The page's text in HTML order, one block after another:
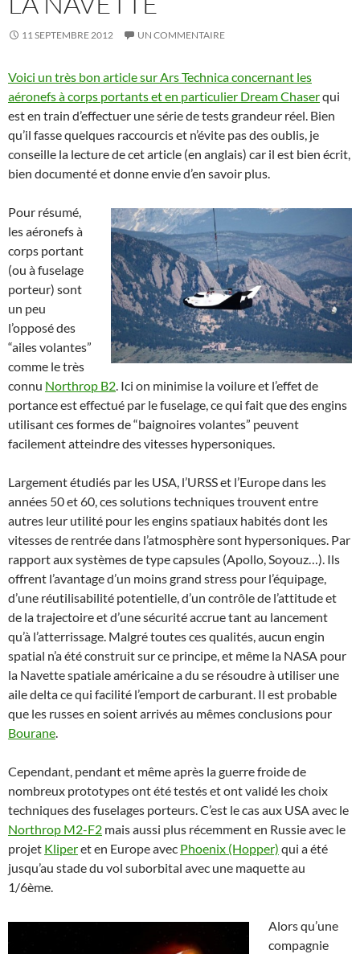
11 SEPTEMBRE 2012 UN COMMENTAIRE
Voici un très bon article sur Ars Technica concernant les
aéronefs à corps portants et en particulier Dream Chaserqui
est en train d’effectuer une série de tests grandeur réel. Bien
qu’il fasse quelques raccourcis et n’évite pas des oublis, je
conseille la lecture de cet article (en anglais) car il est bien écrit,
bien documenté et donne envie d’en savoir plus.
Pour résumé,
les aéronefs à
corps portant
(ou à fuselage
porteur) sont
un peu
l’opposé des
“ailes volantes”
comme le très
connu Northrop B2. Ici on minimise la voilure et l’effet de
portance est effectué par le fuselage, ce qui fait que des engins
utilisant ces formes de “baignoires volantes” peuvent
facilement atteindre des vitesses hypersoniques.
Largement étudiés par les USA, l’URSS et l’Europe dans les
années 50 et 60, ces solutions techniques trouvent entre
autres leur utilité pour les engins spatiaux habités dont les
vitesses de rentrée dans l’atmosphère sont hypersoniques. Par
rapport aux systèmes de type capsules (Apollo, Soyouz…). Ils
offrent l’avantage d’un moins grand stress pour l’équipage,
d’une réutilisabilité potentielle, d’un contrôle de l’attitude et
de la trajectoire et d’une sécurité accrue tant au lancement
qu’à l’atterrissage. Malgré toutes ces qualités, aucun engin
spatial n’a été construit sur ce principe, et même la NASA pour
la Navette spatiale américaine a du se résoudre à utiliser une
aile delta ce qui facilité l’emport de carburant. Il est probable
que les russes en soient arrivés au mêmes conclusions pour
Bourane.
Cependant, pendant et même après la guerre froide de
nombreux prototypes ont été testés et ont validé les choix
techniques des fuselages porteurs. C’est le cas aux USA avec le
Northrop M2-F2 mais aussi plus récemment en Russie avec le
projet Kliperet en Europe avec Phoenix (Hopper) qui a été
jusqu’au stade du vol suborbital avec une maquette au
1/6ème.
Alors qu’une
compagnie